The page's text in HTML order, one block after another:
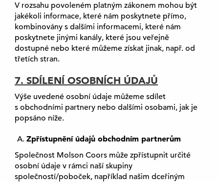
V rozsahu povoleném platným zákonem mohou být
jakékoli informace, které nám poskytnete přímo,
kombinovány s dalšími informacemi, které nám
poskytnete jinými kanály, které jsou veřejně
dostupné nebo které můžeme získat jinak, např. od
třetích stran.
7. SDÍLENÍ OSOBNÍCH ÚDAJŮ
Výše uvedené osobní údaje můžeme sdílet
s obchodními partnery nebo dalšími osobami, jak je
popsáno níže.
Zpřístupnění údajů obchodním partnerům
Společnost Molson Coors může zpřístupnit určité
osobní údaje v rámci naší skupiny
společností/poboček, například našim dceřiným